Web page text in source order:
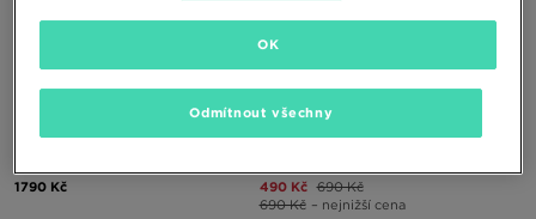
1790 Kč 490 Kč 690 Kč
690 Kč – nejnižší cena
Odmítnout všechny
OK